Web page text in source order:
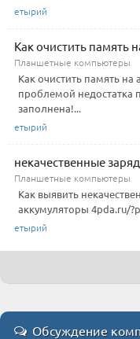
етырий
Как очистить память
Планшетные компьютеры
Как очистить память на
проблемой недостатка
заполнена!...
етырий
некачественные
Планшетные компьютеры
Как выявить
аккумуляторы 4pda.ru/
етырий
Обсуждение